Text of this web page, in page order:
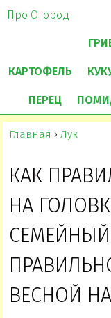
Про Огород
КАРТОФЕЛЬ
ПЕРЕЦ
Главная ›Лук
КАК
НА
ВЕСНОЙ